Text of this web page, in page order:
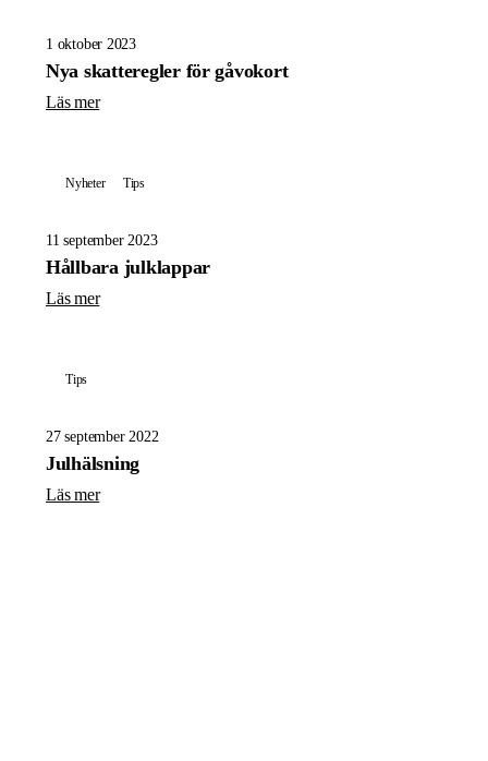
1 oktober 2023
Nya skatteregler för gåvokort
Läs mer
Nyheter Tips
11 september 2023
Hållbara julklappar
Läs mer
Tips
27 september 2022
Julhälsning
Läs mer